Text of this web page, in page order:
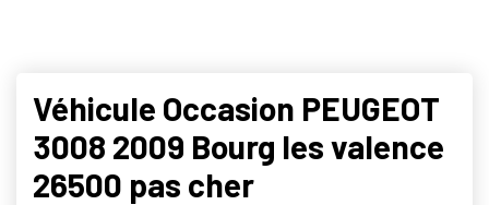
Véhicule Occasion PEUGEOT
3008 2009 Bourg les valence
26500 pas cher